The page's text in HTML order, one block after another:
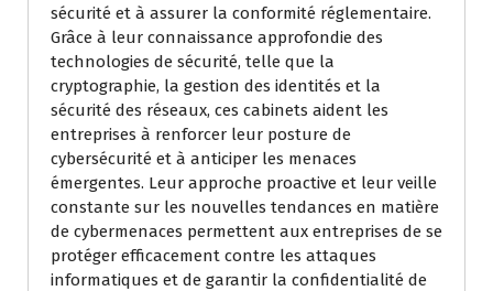
sécurité et à assurer la conformité réglementaire.
Grâce à leur connaissance approfondie des
technologies de sécurité, telle que la
cryptographie, la gestion des identités et la
sécurité des réseaux, ces cabinets aident les
entreprises à renforcer leur posture de
cybersécurité et à anticiper les menaces
émergentes. Leur approche proactive et leur veille
constante sur les nouvelles tendances en matière
de cybermenaces permettent aux entreprises de se
protéger efficacement contre les attaques
informatiques et de garantir la confidentialité de